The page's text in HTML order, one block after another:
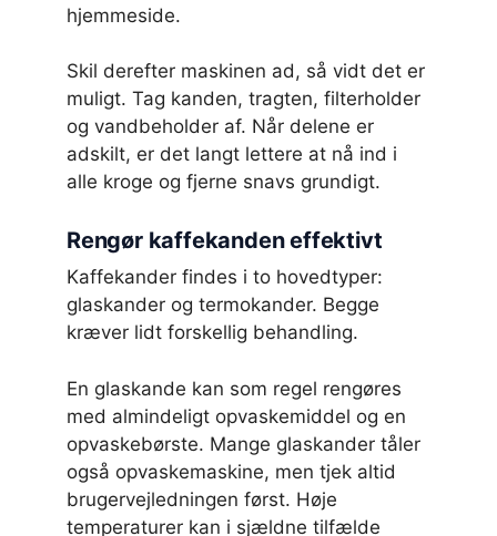
hjemmeside.
Skil derefter maskinen ad, så vidt det er
muligt. Tag kanden, tragten, filterholder
og vandbeholder af. Når delene er
adskilt, er det langt lettere at nå ind i
alle kroge og fjerne snavs grundigt.
Rengør kaffekanden effektivt
Kaffekander findes i to hovedtyper:
glaskander og termokander. Begge
kræver lidt forskellig behandling.
En glaskande kan som regel rengøres
med almindeligt opvaskemiddel og en
opvaskebørste. Mange glaskander tåler
også opvaskemaskine, men tjek altid
brugervejledningen først. Høje
temperaturer kan i sjældne tilfælde